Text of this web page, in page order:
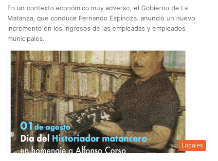
En un contexto económico muy adverso, el Gobierno de La
Matanza, que conduce Fernando Espinoza. anunció un nuevo
incremento en los ingresos de las empleadas y empleados
municipales.
Locales